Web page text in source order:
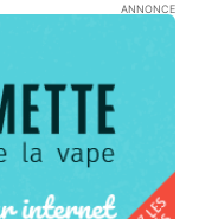
ANNONCE